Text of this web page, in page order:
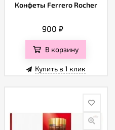
Конфеты Ferrero Rocher
900₽
В корзину
Купить в 1 клик